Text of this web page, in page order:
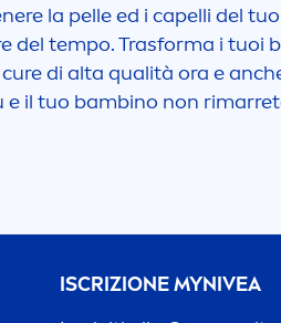
la pelle ed i capelli del
del tempo. Trasforma i tuoi
di alta qualità ora e
e il tuo bambino non
ISCRIZIONE MYNIVEA